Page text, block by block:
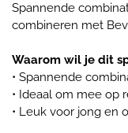
Spannende
combineren met
Waarom wil je dit
• Spannende
• Ideaal om mee op
• Leuk voor jong en